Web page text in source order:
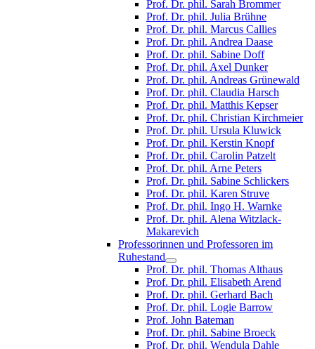
Prof. Dr. phil. Sarah Brommer
Prof. Dr. phil. Julia Brühne
Prof. Dr. phil. Marcus Callies
Prof. Dr. phil. Andrea Daase
Prof. Dr. phil. Sabine Doff
Prof. Dr. phil. Axel Dunker
Prof. Dr. phil. Andreas Grünewald
Prof. Dr. phil. Claudia Harsch
Prof. Dr. phil. Matthis Kepser
Prof. Dr. phil. Christian Kirchmeier
Prof. Dr. phil. Ursula Kluwick
Prof. Dr. phil. Kerstin Knopf
Prof. Dr. phil. Carolin Patzelt
Prof. Dr. phil. Arne Peters
Prof. Dr. phil. Sabine Schlickers
Prof. Dr. phil. Karen Struve
Prof. Dr. phil. Ingo H. Warnke
Prof. Dr. phil. Alena Witzlack-
Makarevich
Professorinnen und Professoren im
Ruhestand
Prof. Dr. phil. Thomas Althaus
Prof. Dr. phil. Elisabeth Arend
Prof. Dr. phil. Gerhard Bach
Prof. Dr. phil. Logie Barrow
Prof. John Bateman
Prof. Dr. phil. Sabine Broeck
Prof. Dr. phil. Wendula Dahle